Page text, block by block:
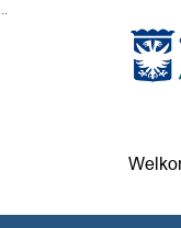
Ga naar de inhoud van
Ga naar het zoeken
Ga naar het menu